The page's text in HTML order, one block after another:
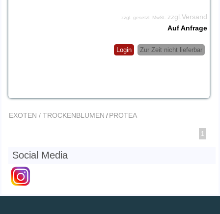
zzgl. gesetzl. MwSt. zzgl.Versand
Auf Anfrage
Zur Zeit nicht lieferbar
Login
EXOTEN / TROCKENBLUMEN / PROTEA
1
Social Media